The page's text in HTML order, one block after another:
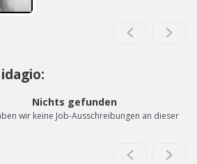
Nichts gefunden
wir keine Job-Ausschreibungen an dieser